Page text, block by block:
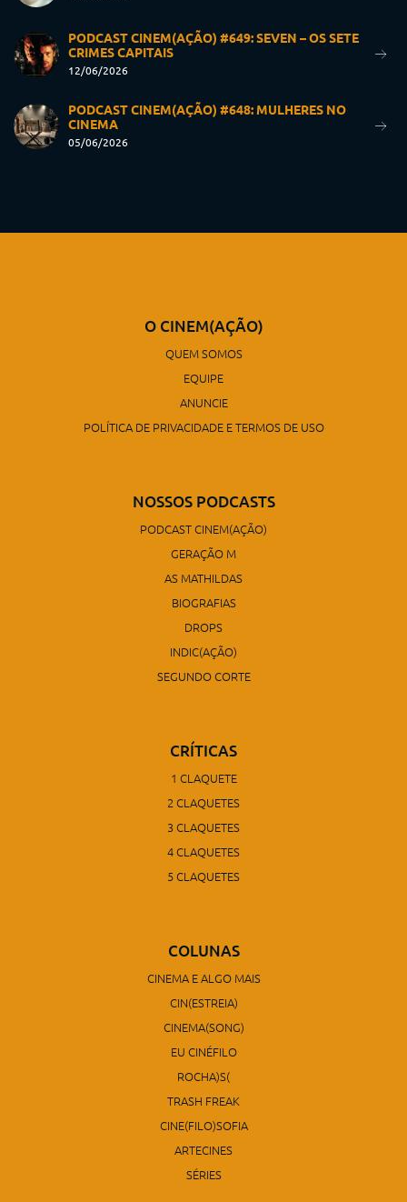
PODCAST CINEM(AÇÃO) #649: SEVEN – OS SETE
CRIMES CAPITAIS
12/06/2026
PODCAST CINEM(AÇÃO) #648: MULHERES NO
CINEMA
05/06/2026
O CINEM(AÇÃO)
QUEM SOMOS
EQUIPE
ANUNCIE
POLÍTICA DE PRIVACIDADE E TERMOS DE USO
NOSSOS PODCASTS
PODCAST CINEM(AÇÃO)
GERAÇÃO M
AS MATHILDAS
BIOGRAFIAS
DROPS
INDIC(AÇÃO)
SEGUNDO CORTE
CRÍTICAS
1 CLAQUETE
2 CLAQUETES
3 CLAQUETES
4 CLAQUETES
5 CLAQUETES
COLUNAS
CINEMA E ALGO MAIS
CIN(ESTREIA)
CINEMA(SONG)
EU CINÉFILO
ROCHA)S(
TRASH FREAK
CINE(FILO)SOFIA
ARTECINES
SÉRIES